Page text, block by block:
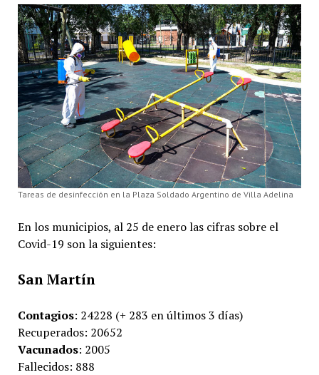
Tareas de desinfección en la Plaza Soldado Argentino de Villa Adelina
En los municipios, al 25 de enero las cifras sobre el
Covid-19 son la siguientes:
San Martín
Contagios: 24228 (+ 283 en últimos 3 días)
Recuperados: 20652
Vacunados: 2005
Fallecidos: 888